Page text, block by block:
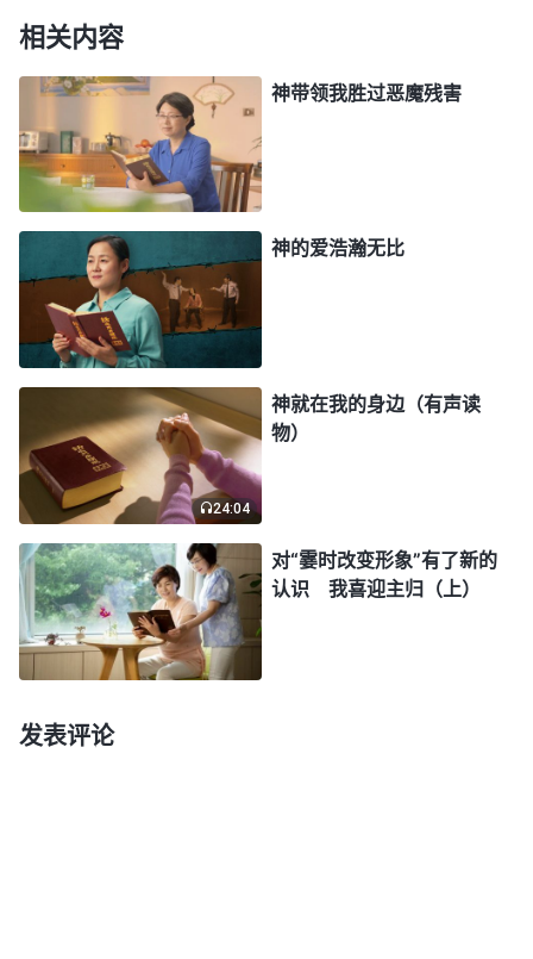
之后的几天，延庆一直在这事上寻求神的心意。
的作法，就认为：‘我现在不是在尽本分吗？我不是
撇家舍业了吗？我尽本分这不是在实行真理吗？’但
神不承认你是在实行真理，凡是做事有个人存心目的
能被神定罪，不蒙神称许，不蒙神纪念，再解剖解
剖，你这就是在作恶，你的作法是在抵挡神，外表看
你做的这些事好像合乎真理，没有打岔，没有搅扰，
没有形成破坏，也没有违背任何真理，好像合乎逻
辑，合乎道理，但这事的实质是属于作恶，是抵挡
神。” 《话・卷三 末世基督座谈纪要・对性情变化该有的
认识》“如果一个信神的人做事、说话、为人处事、尽
本分常常与神无关，那这人所做的这一切会与真理有
关吗？那是在为谁做呢？为什么做呢？建立在什么基
础上呢？他所做这一切的出发点、动机、目标、原则
会出于什么呢？人不能与神有正常的关系，做任何事
都与神无关，那人为什么做事？做事的性质是什么？
凭哪个生命做事？人做事的源头是什么？这个问题是
很显然的，你做事的时候，尽本分的时候，你做的
相关内容
神带领我胜过恶魔残害
神的爱浩瀚无比
24:04
神就在我的身边（有声读
物）
对“霎时改变形象”有了新的
认识 我喜迎主归（上）
发表评论